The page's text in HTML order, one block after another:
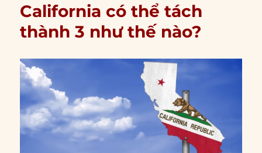
California có thể tách
thành 3 như thế nào?